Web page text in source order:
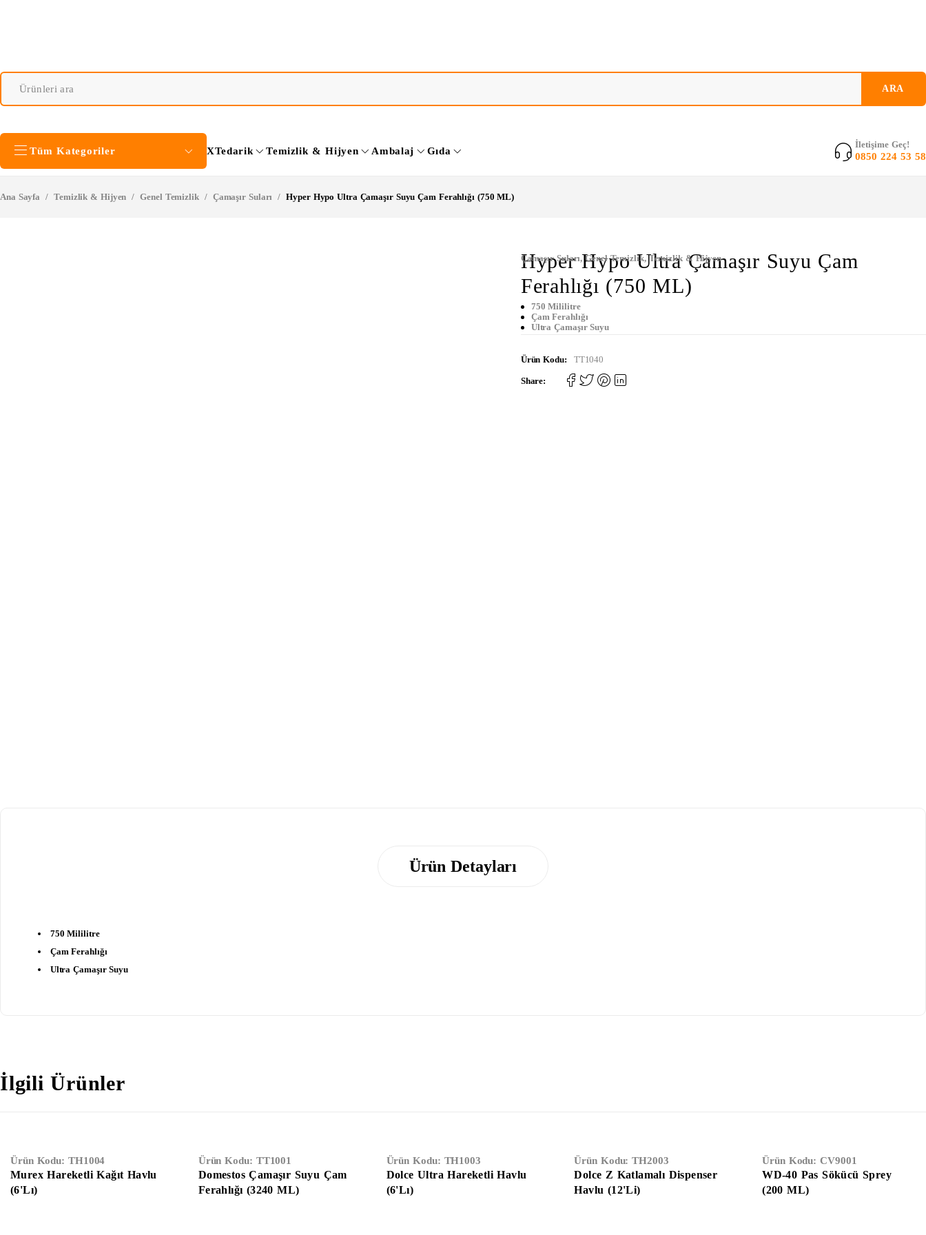
Tüm Kategoriler XTedarik Temizlik & Hijyen Ambalaj Gıda
İletişime Geç!
0850 224 53 58
Ana Sayfa / Temizlik & Hijyen / Genel Temizlik / Çamaşır Suları / Hyper Hypo Ultra Çamaşır Suyu Çam Ferahlığı (750 ML)
Çamaşır Suları,Genel Temizlik,Temizlik & Hijyen
Hyper Hypo Ultra Çamaşır Suyu Çam
Ferahlığı (750 ML)
750 Mililitre
Çam Ferahlığı
Ultra Çamaşır Suyu
Ürün Kodu: TT1040
Share:
Ürün Detayları
750 Mililitre
Çam Ferahlığı
Ultra Çamaşır Suyu
İlgili Ürünler
Ürün Kodu: TH1004
Murex Hareketli Kağıt Havlu
(6'lı)
Ürün Kodu: TT1001
Domestos Çamaşır Suyu Çam
Ferahlığı (3240 ML)
Ürün Kodu: TH1003
Dolce Ultra Hareketli Havlu
(6'Lı)
Ürün Kodu:TH2003
Dolce Z Katlamalı Dispenser
Havlu (12'li)
Ürün Kodu:CV9001
WD-40 Pas Sökücü Sprey
(200 ML)